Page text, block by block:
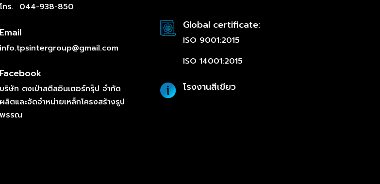
โทร. 044-938-850
Email
info.tpsintergroup@gmail.com
Facebook
บริษัท ตงเป่าสตีลอินเตอร์กรุ๊ป จำกัด
ผลิตและจัดจำหน่ายเหล็กโครงสร้างรูป
พรรณ
Global certificate:
ISO 9001:2015
ISO 14001:2015
โรงงานสีเขียว